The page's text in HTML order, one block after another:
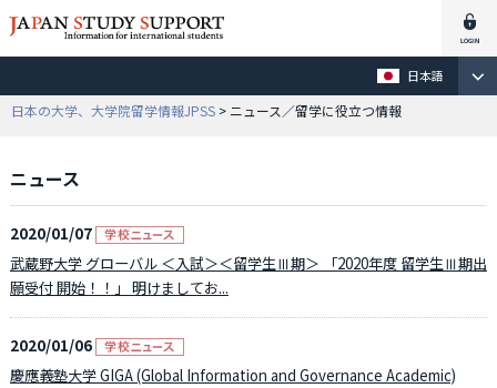
日本語
日本の大学、大学院留学情報JPSS > ニュース／留学に役立つ情報
ニュース
2020/01/07
武蔵野大学 グローバル ＜入試＞＜留学生Ⅲ期＞ 「2020年度 留学生Ⅲ期出
願受付 開始！！」 明けましてお...
2020/01/06
慶應義塾大学 GIGA (Global Information and Governance Academic)